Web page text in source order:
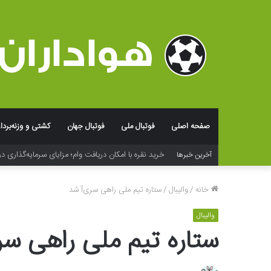
صفحه اصلی فوتبال ملی فوتبال جهان کشتی و
آخرین خبرها خرید نقره با امکان دریافت وام؛ مزایای سرمایه‌گذاری
خانه /والیبال/ستاره تیم ملی راهی سری‌آ شد
والیبال
ستاره تیم ملی راهی